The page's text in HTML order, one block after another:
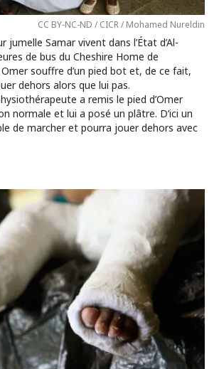
CC BY-NC-ND / CICR / Mohamed Nureldin
Samar vivent dans l’État d’Al-
de bus du Cheshire Home de
souffre d’un pied bot et, de ce fait,
dehors alors que lui pas.
a remis le pied d’Omer
normale et lui a posé un plâtre. D’ici un
de marcher et pourra jouer dehors avec